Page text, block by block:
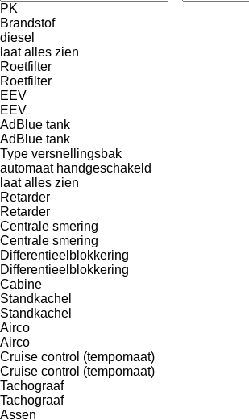
PK
Brandstof
diesel
laat alles zien
Roetfilter
Roetfilter
EEV
EEV
AdBlue tank
AdBlue tank
Type versnellingsbak
automaat handgeschakeld
laat alles zien
Retarder
Retarder
Centrale smering
Centrale smering
Differentieelblokkering
Differentieelblokkering
Cabine
Standkachel
Standkachel
Airco
Airco
Cruise control (tempomaat)
Cruise control (tempomaat)
Tachograaf
Tachograaf
Assen